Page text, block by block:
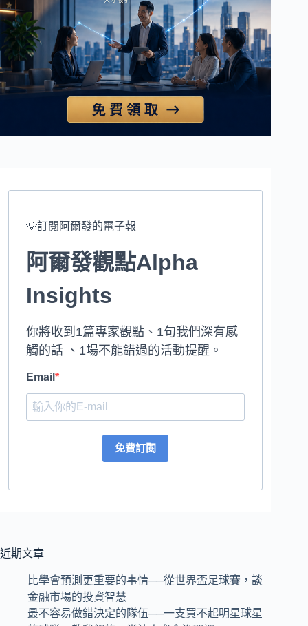
💡訂閱阿爾發的電子報
阿爾發觀點Alpha
Insights
你將收到1篇專家觀點、1句我們深有感
觸的話 、1場不能錯過的活動提醒。
Email
免費訂閱
近期文章
比學會預測更重要的事情──從世界盃足球賽，談
金融市場的投資智慧
最不容易做錯決定的隊伍──一支買不起明星球星